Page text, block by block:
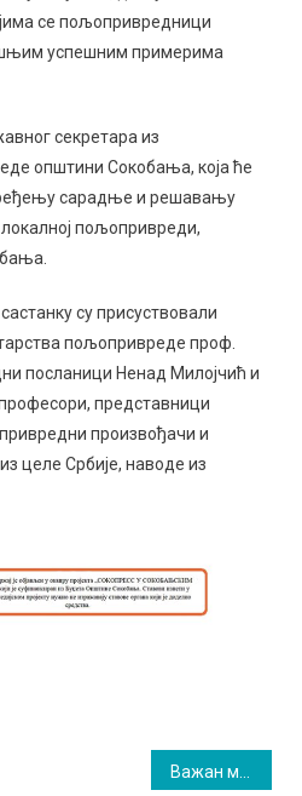
се пољопривредници
успешним примерима
секретара из
општини Сокобања, која ће
сарадње и решавању
пољопривреди,
су присуствовали
пољопривреде проф.
посланици Ненад Милојчић и
представници
произвођачи и
целе Србије, наводе из
Важан меч за младе футсалере Озрена